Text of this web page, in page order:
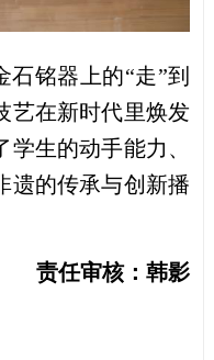
铭器上的“走”到
艺在新时代里焕发
生的动手能力、
遗的传承与创新播
责任审核：韩影